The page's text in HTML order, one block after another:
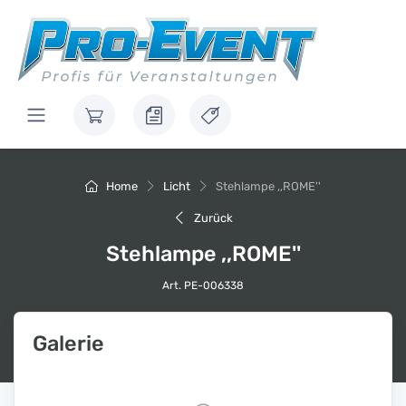
Home Licht Stehlampe ,,ROME''
Zurück
Stehlampe ,,ROME''
Art. PE-006338
Galerie